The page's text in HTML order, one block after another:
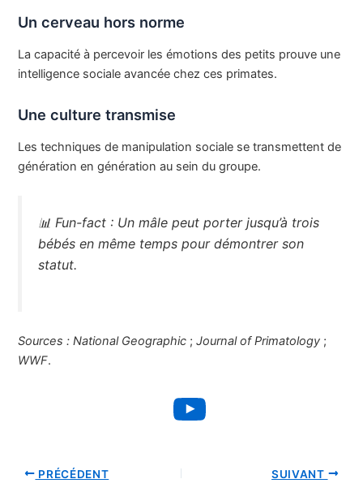
Un cerveau hors norme
La capacité à percevoir les émotions des petits prouve une
intelligence sociale avancée chez ces primates.
Une culture transmise
Les techniques de manipulation sociale se transmettent de
génération en génération au sein du groupe.
📊 Fun-fact : Un mâle peut porter jusqu’à trois
bébés en même temps pour démontrer son
statut.
Sources : National Geographic ;Journal of Primatology ;
WWF.
YouTube
PRÉCÉDENT SUIVANT